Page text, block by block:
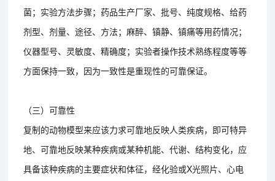
菌；实验方法步骤；药品生产厂家、批号、纯度规格、给药
剂型、剂量、途径、方法；麻醉、镇静、镇痛等用药情况；
仪器型号、灵敏度、精确度；实验者操作技术熟练程度等等
方面保持一致，因为一致性是重现性的可靠保证。
（三）可靠性
复制的动物模型来应该力求可靠地反映人类疾病，即可特异
地、可靠地反映某种疾病或某种机能、代谢、结构变化，应
具备该种疾病的主要症状和体征，经化验或X光照片、心电